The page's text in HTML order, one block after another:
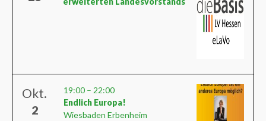
Okt.
2
19:00 – 22:00
Endlich Europa!
Wiesbaden Erbenheim